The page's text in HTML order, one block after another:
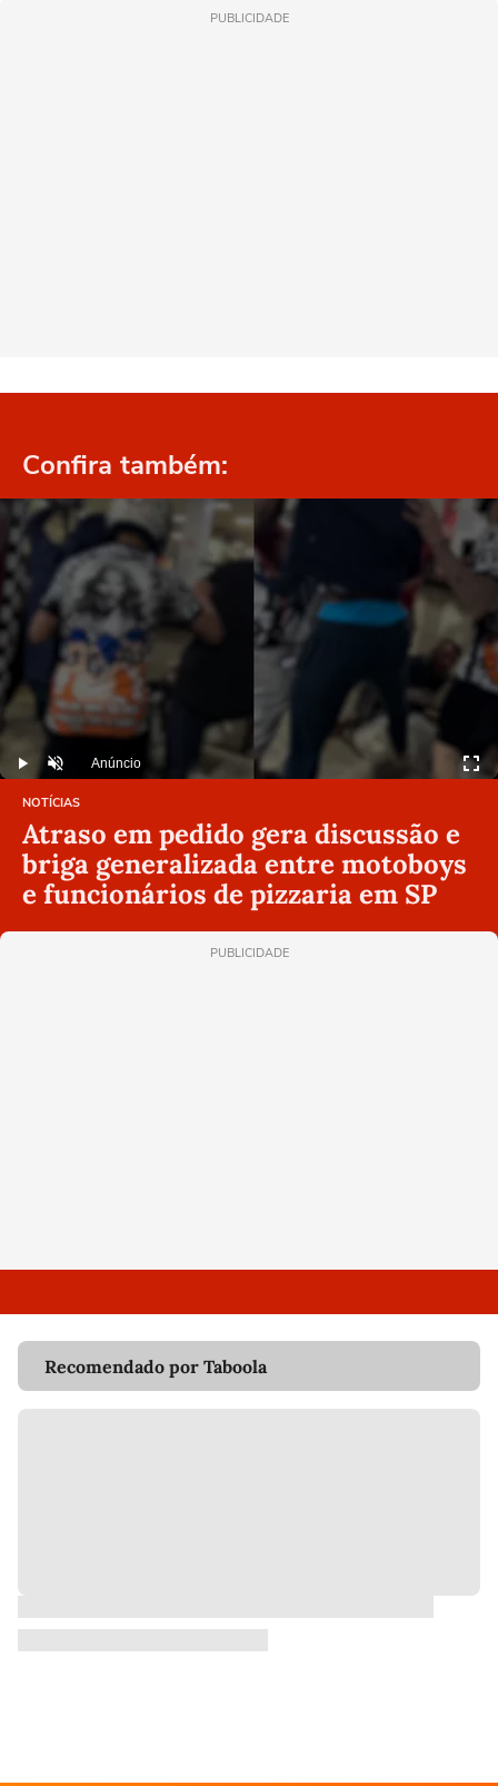
PUBLICIDADE
Confira também:
Play DesmutarAnúncio
NOTÍCIAS
Atraso em pedido gera discussão e
briga generalizada entre motoboys
e funcionários de pizzaria em SP
PUBLICIDADE
Recomendado por Taboola